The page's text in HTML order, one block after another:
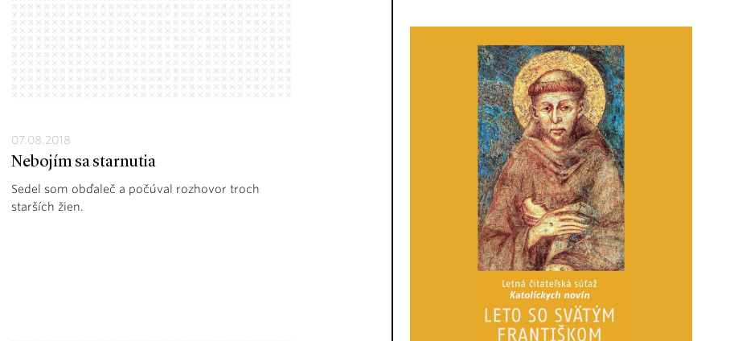
07.08.2018
Nebojím sa starnutia
Sedel som obďaleč a počúval rozhovor troch
starších žien.